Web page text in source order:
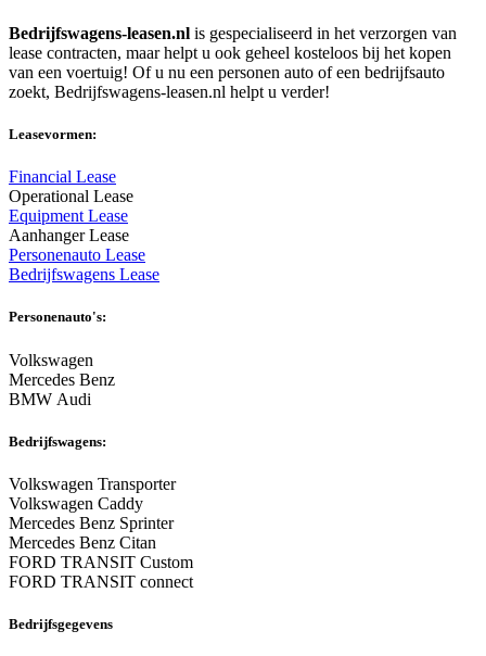
Bedrijfswagens-leasen.nl is gespecialiseerd in het verzorgen van
lease contracten, maar helpt u ook geheel kosteloos bij het kopen
van een voertuig! Of u nu een personen auto of een bedrijfsauto
zoekt, Bedrijfswagens-leasen.nl helpt u verder!
Leasevormen:
Financial Lease
Operational Lease
Equipment Lease
Aanhanger Lease
Personenauto Lease
Bedrijfswagens Lease
Personenauto's:
Volkswagen
Mercedes Benz
BMW Audi
Bedrijfswagens:
Volkswagen Transporter
Volkswagen Caddy
Mercedes Benz Sprinter
Mercedes Benz Citan
FORD TRANSIT Custom
FORD TRANSIT connect
Bedrijfsgegevens